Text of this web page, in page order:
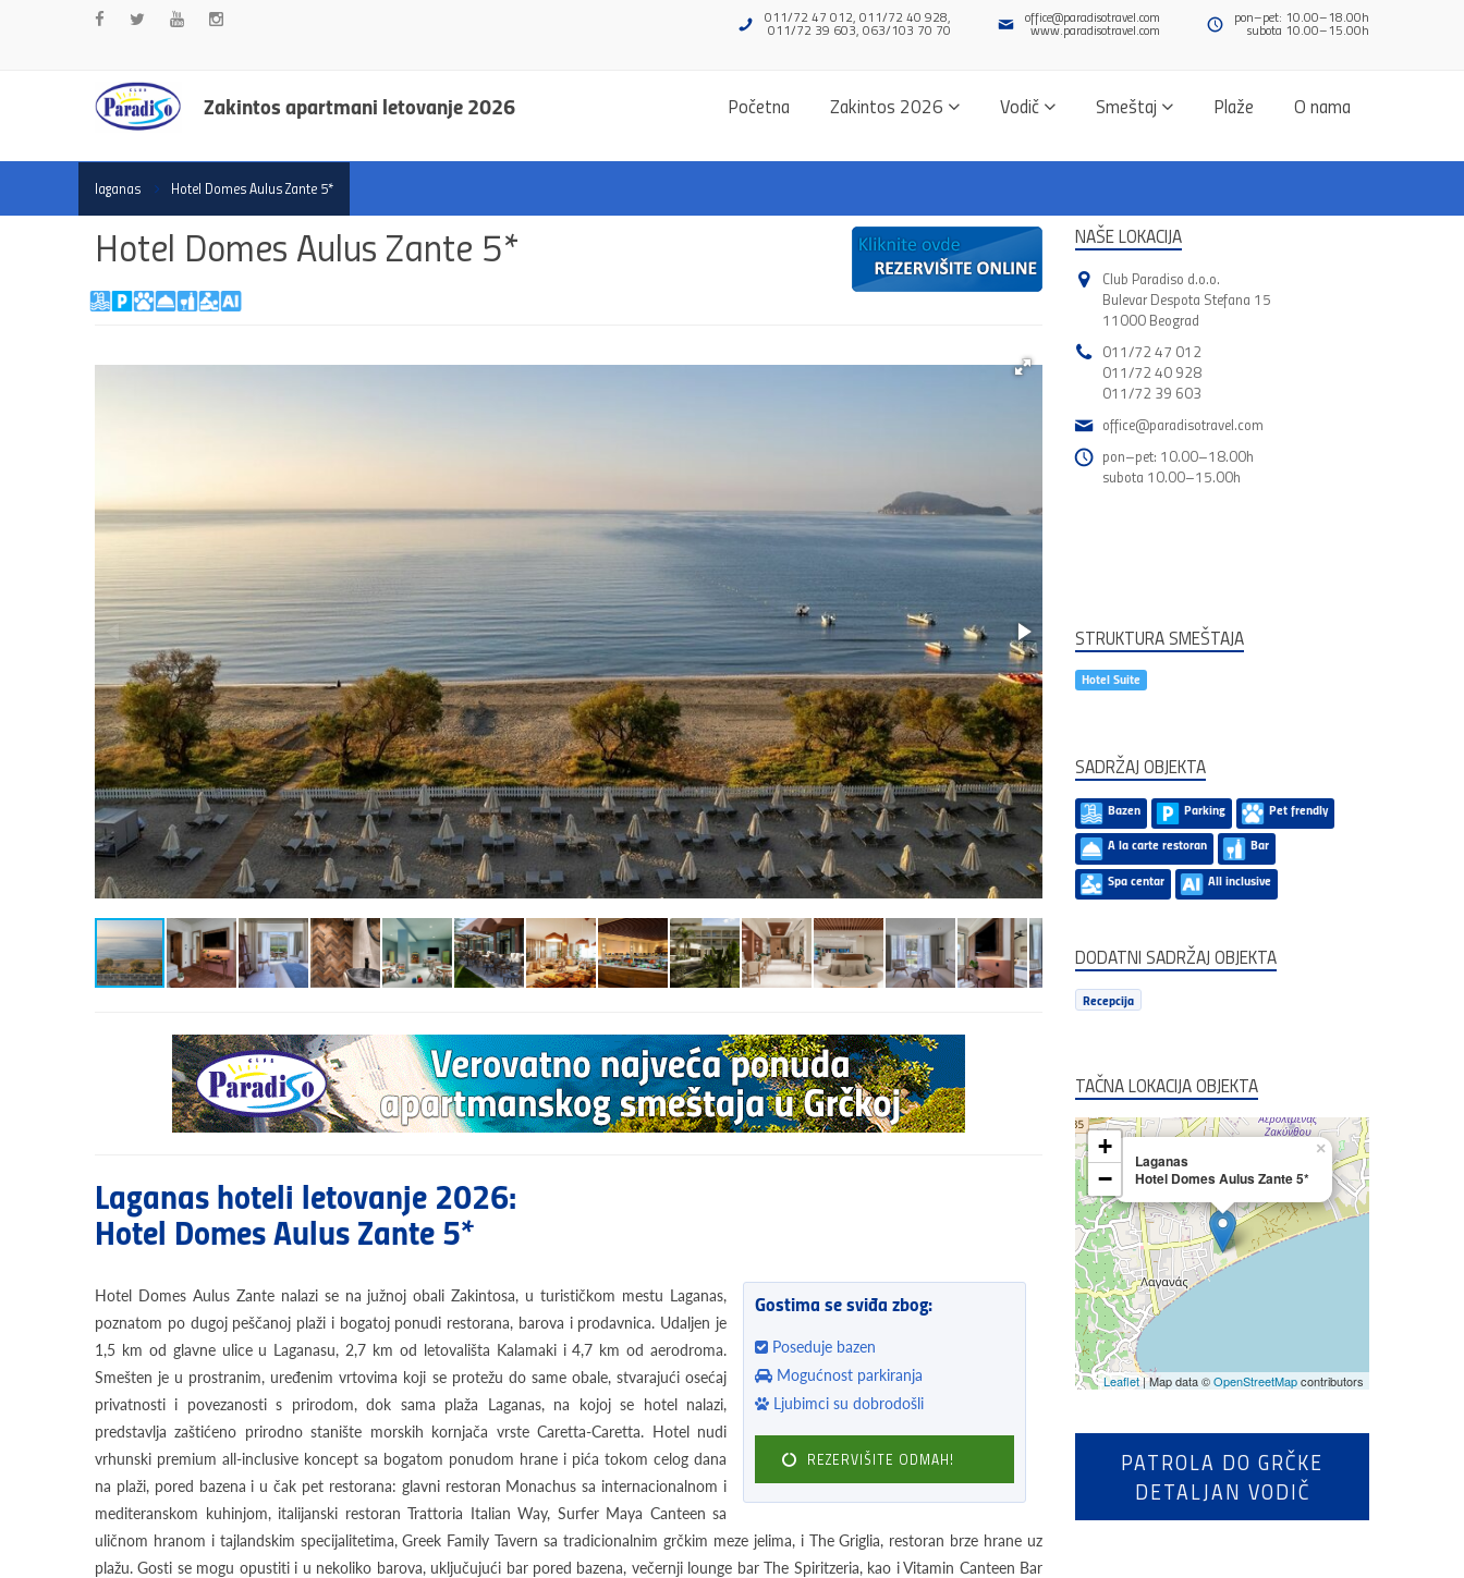
011/72 47 012, 011/72 40 928,
011/72 39 603, 063/103 70 70
office@paradisotravel.com
www.paradisotravel.com
pon–pet: 10.00–18.00h
subota 10.00–15.00h
Zakintos apartmani letovanje 2026 Početna Zakintos 2026 Vodič Smeštaj Plaže O nama
laganas Hotel Domes Aulus Zante 5*
Hotel Domes Aulus Zante 5*
Laganas hoteli letovanje 2026:
Hotel Domes Aulus Zante 5*
Gostima se sviđa zbog:
Poseduje bazen
Mogućnost parkiranja
Ljubimci su dobrodošli
REZERVIŠITE ODMAH!
Hotel Domes Aulus Zante nalazi se na južnoj obali Zakintosa, u turističkom mestu Laganas,
poznatom po dugoj peščanoj plaži i bogatoj ponudi restorana, barova i prodavnica. Udaljen je
1,5 km od glavne ulice u Laganasu, 2,7 km od letovališta Kalamaki i 4,7 km od aerodroma.
Smešten je u prostranim, uređenim vrtovima koji se protežu do same obale, stvarajući osećaj
privatnosti i povezanosti s prirodom, dok sama plaža Laganas, na kojoj se hotel nalazi,
predstavlja zaštićeno prirodno stanište morskih kornjača vrste Caretta-Caretta. Hotel nudi
vrhunski premium all-inclusive koncept sa bogatom ponudom hrane i pića tokom celog dana
na plaži, pored bazena i u čak pet restorana: glavni restoran Monachus sa internacionalnom i
mediteranskom kuhinjom, italijanski restoran Trattoria Italian Way, Surfer Maya Canteen sa
uličnom hranom i tajlandskim specijalitetima, Greek Family Tavern sa tradicionalnim grčkim meze jelima, i The Griglia, restoran brze hrane uz
plažu. Gosti se mogu opustiti i u nekoliko barova, uključujući bar pored bazena, večernji lounge bar The Spiritzeria, kao i Vitamin Canteen Bar
NAŠE LOKACIJA
Club Paradiso d.o.o.
Bulevar Despota Stefana 15
11000 Beograd
011/72 47 012
011/72 40 928
011/72 39 603
office@paradisotravel.com
pon–pet: 10.00–18.00h
subota 10.00–15.00h
STRUKTURA SMEŠTAJA
Hotel Suite
SADRŽAJ OBJEKTA
Bazen Parking
Pet frendly
A la carte restoran
Bar
Spa centar
All inclusive
DODATNI SADRŽAJ OBJEKTA
Recepcija
TAČNA LOKACIJA OBJEKTA
Laganas
Hotel Domes Aulus Zante 5*
×
+
−
Leaflet| Map data ©OpenStreetMapcontributors
PATROLA DO GRČKE
DETALJAN VODIČ